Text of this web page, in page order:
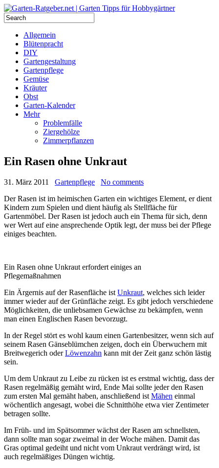
Allgemein
Blütenpracht
DIY
Gartengestaltung
Gartenpflege
Gemüse
Kräuter
Obst
Garten-Kalender
Mehr
Problemfälle
Ziergehölze
Zimmerpflanzen
Ein Rasen ohne Unkraut
31. März 2011 Gartenpflege
No comments
Der Rasen ist im heimischen Garten ein wichtiges Element, er dient
Kindern zum Spielen und dient häufig als Stellfläche für
Gartenmöbel. Der Rasen ist jedoch auch ein Thema für sich, denn
wer Wert auf eine ansprechende Optik legt, der muss bei der Pflege
einiges beachten.
Ein Rasen ohne Unkraut erfordert einiges an
Pflegemaßnahmen
Ein Ärgernis auf der Rasenfläche ist Unkraut, welches sich leider
immer wieder auf der Grünfläche zeigt. Es gibt jedoch verschiedene
Möglichkeiten, die unliebsamen Gewächse zu bekämpfen, wenn
man einen Englischen Rasen bevorzugt.
In der Regel stört es wohl kaum einen Gartenbesitzer, wenn sich auf
seinem Rasen Gänseblümchen zeigen, doch ein Überwuchern mit
Breitwegerich oderLöwenzahn kann mit der Zeit ganz schön lästig
sein.
Um dem Unkraut zu Leibe zu rücken ist es erstmal wichtig, dass der
Rasen regelmäßig gemäht wird, Ende Mai sollte jeder den Rasen
zum ersten Mal gemäht haben, anschließend ist Mähen einmal
wöchentlich angesagt, wobei die Schnitthöhe etwa vier Zentimeter
betragen sollte.
Im Früh- und im Spätsommer wächst der Rasen am schnellsten,
dann sollte man sogar zweimal in der Woche mähen. Damit das
Gras optimal gedeiht und nicht vom Unkraut verdrängt wird, ist
auch regelmäßiges Düngen wichtig.